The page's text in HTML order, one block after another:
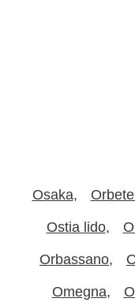
Osaka
Ostia lido
Orbassano
Omegna